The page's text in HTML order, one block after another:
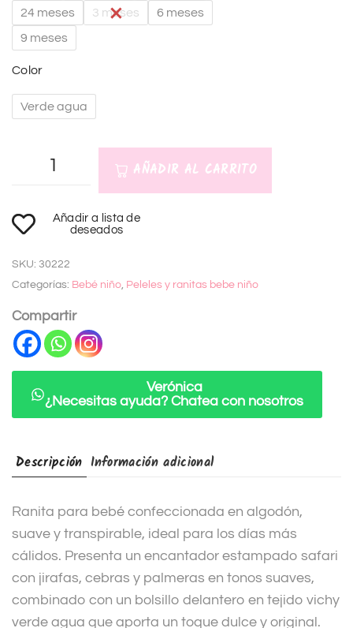
24 meses
3 meses
6 meses
9 meses
Color
Verde agua
AÑADIR AL CARRITO
l
e
r
n
a
Añadir a lista de
deseados
SKU: 30222
Categorías: Bebé niño, Peleles y ranitas bebe niño
Compartir
Verónica
¿Necesitas ayuda? Chatea con nosotros
Descripción Información adicional
Ranita para bebé confeccionada en algodón,
suave y transpirable, ideal para los días más
cálidos. Presenta un encantador estampado safari
con jirafas, cebras y palmeras en tonos suaves,
combinado con un bolsillo delantero en tejido vichy
verde agua que aporta un toque dulce y original.